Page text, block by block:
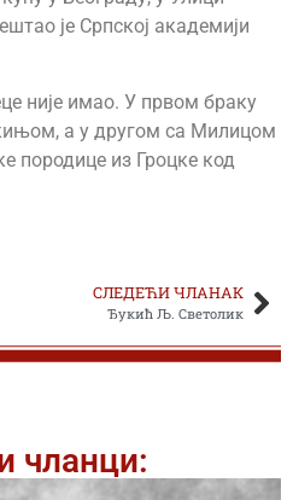
је Српској академији
није имао. У првом браку
а у другом са Милицом
породице из Гроцке код
СЛЕДЕЋИ ЧЛАНАК
Ђукић Љ. Светолик
чланци: